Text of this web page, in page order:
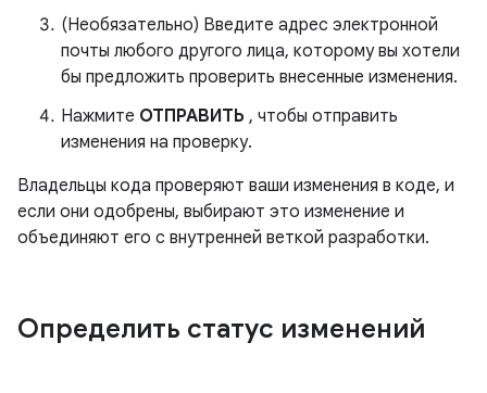
(Необязательно) Введите адрес электронной
почты любого другого лица, которому вы хотели
бы предложить проверить внесенные изменения.
Нажмите ОТПРАВИТЬ , чтобы отправить
изменения на проверку.
Владельцы кода проверяют ваши изменения в коде, и
если они одобрены, выбирают это изменение и
объединяют его с внутренней веткой разработки.
Определить статус изменений